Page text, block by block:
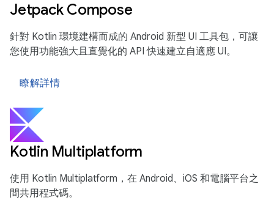
Jetpack Compose
針對 Kotlin 環境建構而成的 Android 新型 UI 工具包，可讓
您使用功能強大且直覺化的 API 快速建立自適應 UI。
瞭解詳情
Kotlin Multiplatform
使用 Kotlin Multiplatform，在 Android、iOS 和電腦平台之
間共用程式碼。